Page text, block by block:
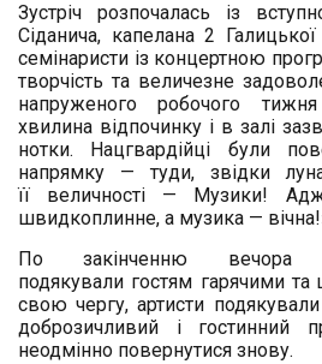
Зустріч розпочалась із
Сіданича, капелана 2
семінаристи із концертною
творчість та величезне
напруженого робочого
хвилина відпочинку і в залі
нотки. Нацгвардійці були
напрямку — туди, звідки
її величності — Музики!
швидкоплинне, а музика —
По закінченню вечора
подякували гостям гарячими
свою чергу, артисти
доброзичливий і гостинний
неодмінно повернутися знову.